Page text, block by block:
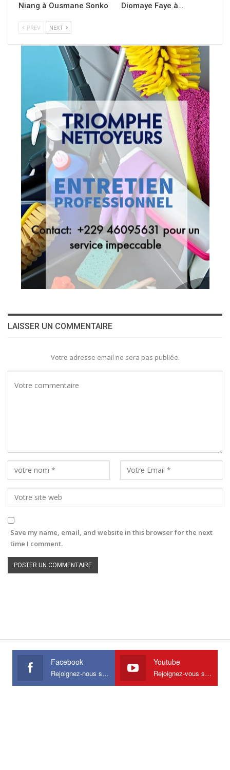
Niang à Ousmane Sonko
Diomaye Faye à…
PREV NEXT
LAISSER UN COMMENTAIRE
Votre adresse email ne sera pas publiée.
Save my name, email, and website in this browser for the next
time I comment.
Facebook
Rejoignez-nous sur Facebook
Youtube
Rejoignez-vous sur Youtube